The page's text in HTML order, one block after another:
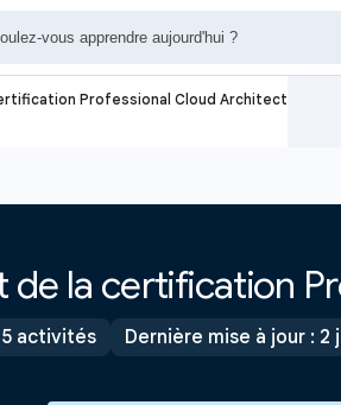
Professional Cloud Architect
de la certification
activités Dernière mise à jour : 2